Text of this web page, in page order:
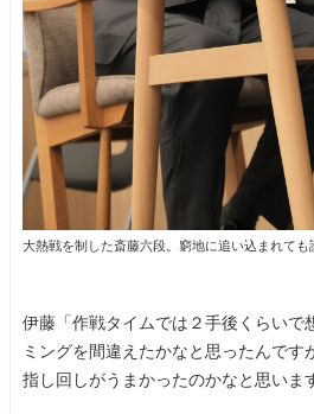
大熱戦を制した斎藤六段。窮地に追い込まれても
伊藤「作戦タイムでは２手後くらいで
ミングを間違えたかなと思ったんです
指し回しがうまかったのかなと思いま